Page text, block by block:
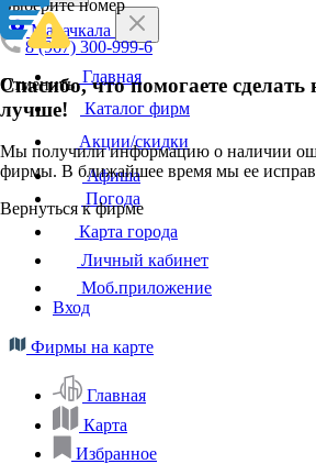
Выберите номер
8 (967) 300-999-6
Отменить
Спасибо, что помогаете
лучше!
Мы получили информацию о наличии
фирмы. В ближайшее время мы ее
Вернуться к фирме
Махачкала
Главная
Каталог фирм
Акции/скидки
Афиша
Погода
Карта города
Личный кабинет
Моб.приложение
Вход
Фирмы на карте
Главная
Карта
Избранное